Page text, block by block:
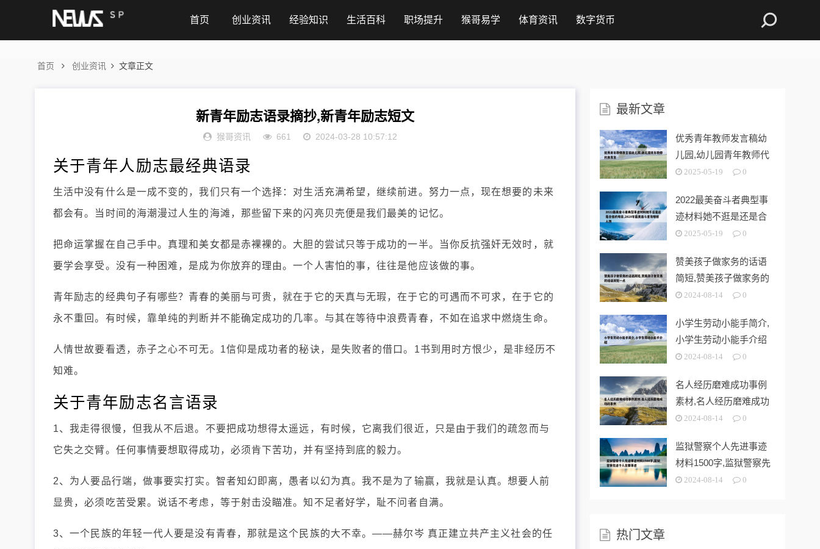
首页 创业资讯 经验知识 生活百科 职场提升 猴哥易学 体育资讯 数字货币
首页 创业资讯 文章正文
新青年励志语录摘抄,新青年励志短文
猴哥资讯 661 2024-03-28 10:57:12
关于青年人励志最经典语录
生活中没有什么是一成不变的，我们只有一个选择：对生活充满希望，继续前进。努力一点，现在想要的未来
都会有。当时间的海潮漫过人生的海滩，那些留下来的闪亮贝壳便是我们最美的记忆。
把命运掌握在自己手中。真理和美女都是赤裸裸的。大胆的尝试只等于成功的一半。当你反抗强奸无效时，就
要学会享受。没有一种困难，是成为你放弃的理由。一个人害怕的事，往往是他应该做的事。
青年励志的经典句子有哪些？青春的美丽与可贵，就在于它的天真与无瑕，在于它的可遇而不可求，在于它的
永不重回。有时候，靠单纯的判断并不能确定成功的几率。与其在等待中浪费青春，不如在追求中燃烧生命。
人情世故要看透，赤子之心不可无。1信仰是成功者的秘诀，是失败者的借口。1书到用时方恨少，是非经历不
知难。
关于青年励志名言语录
1、我走得很慢，但我从不后退。不要把成功想得太遥远，有时候，它离我们很近，只是由于我们的疏忽而与
它失之交臂。任何事情要想取得成功，必须肯下苦功，并有坚持到底的毅力。
2、为人要品行端，做事要实打实。智者知幻即离，愚者以幻为真。我不是为了输赢，我就是认真。想要人前
显贵，必须吃苦受累。说话不考虑，等于射击没瞄准。知不足者好学，耻不问者自满。
3、一个民族的年轻一代人要是没有青春，那就是这个民族的大不幸。——赫尔岑 真正建立共产主义社会的任
最新文章
优秀青年教师发言稿幼
儿园,幼儿园青年教师代
表发言
2025-05-19 0
2022最美奋斗者典型事
迹材料她不逛是还是合
格的母亲
2025-05-19 0
赞美孩子做家务的话语
简短,赞美孩子做家务的
话语简短一
2024-08-14 0
小学生劳动小能手简介,
小学生劳动小能手介绍
2024-08-14 0
名人经历磨难成功事例
素材,名人经历磨难成功
的事例
2024-08-14 0
监狱警察个人先进事迹
材料1500字,监狱警察先
进个人
2024-08-14 0
热门文章